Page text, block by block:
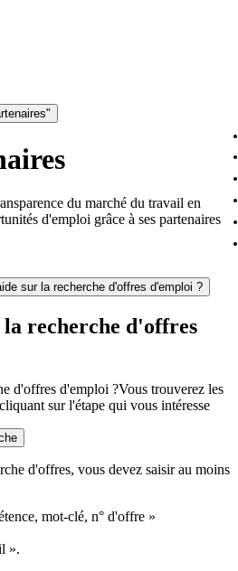
du marché du travail en
d'emploi grâce à ses partenaires
sur la recherche d'offres d'emploi ?
recherche d'offres
d'offres d'emploi ?Vous trouverez les
sur l'étape qui vous intéresse
d'offres, vous devez saisir au moins
mot-clé, n° d'offre »
».